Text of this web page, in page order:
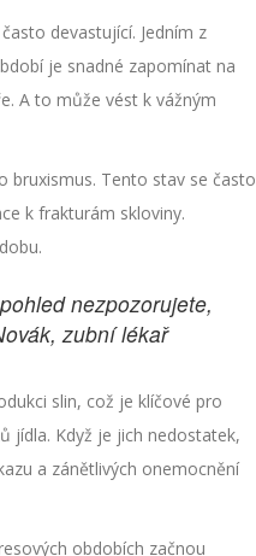
devastující. Jedním z
je snadné zapomínat na
A to může vést k vážným
bruxismus. Tento stav se často
k frakturám skloviny.
nezpozorujete,
zubní lékař
slin, což je klíčové pro
jídla. Když je jich nedostatek,
a zánětlivých onemocnění
obdobích začnou